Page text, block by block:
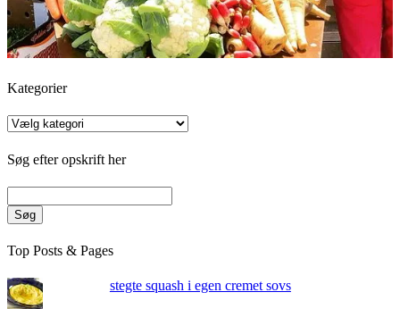
Kategorier
Kategorier
Søg efter opskrift her
Søg
Top Posts & Pages
stegte squash i egen cremet sovs